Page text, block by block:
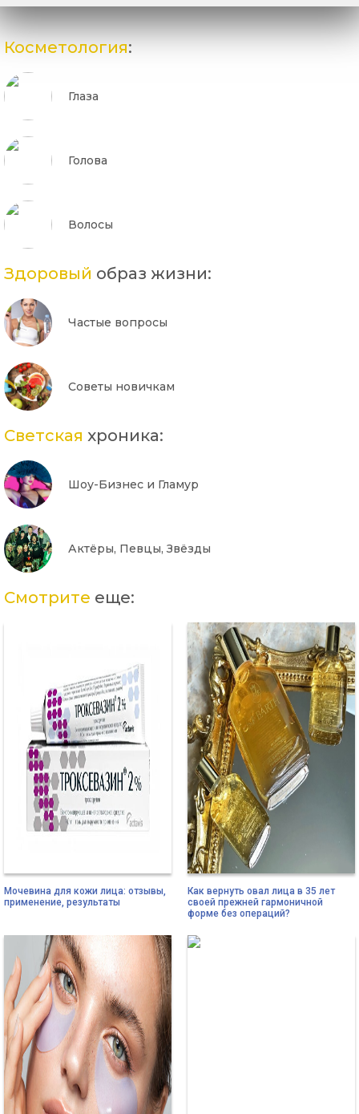
Косметология:
Глаза
Голова
Волосы
Здоровый образ жизни:
Частые вопросы
Советы новичкам
Светская хроника:
Шоу-Бизнес и Гламур
Актёры, Певцы, Звёзды
Смотрите еще:
Мочевина для кожи лица: отзывы,
применение, результаты
Как вернуть овал лица в 35 лет
своей прежней гармоничной
форме без операций?